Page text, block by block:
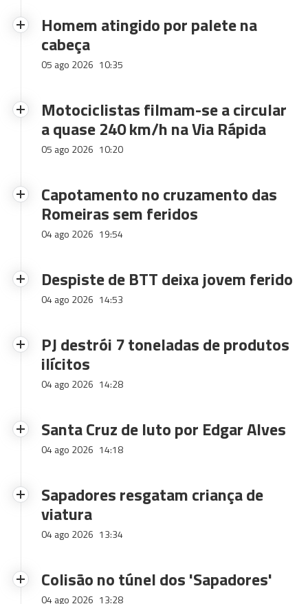
Homem atingido por palete na
cabeça
05 ago 2026 10:35
Motociclistas filmam-se a circular
a quase 240 km/h na Via Rápida
05 ago 2026 10:20
Capotamento no cruzamento das
Romeiras sem feridos
04 ago 2026 19:54
Despiste de BTT deixa jovem ferido
04 ago 2026 14:53
PJ destrói 7 toneladas de produtos
ilícitos
04 ago 2026 14:28
Santa Cruz de luto por Edgar Alves
04 ago 2026 14:18
Sapadores resgatam criança de
viatura
04 ago 2026 13:34
Colisão no túnel dos 'Sapadores'
04 ago 2026 13:28